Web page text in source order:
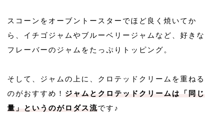
スコーンをオーブントースターでほど良く焼いてか
ら、イチゴジャムやブルーベリージャムなど、好きな
フレーバーのジャムをたっぷりトッピング。
そして、ジャムの上に、クロテッドクリームを重ねる
のがおすすめ！ ジャムとクロテッドクリームは「同じ
量」というのがロダス流です♪